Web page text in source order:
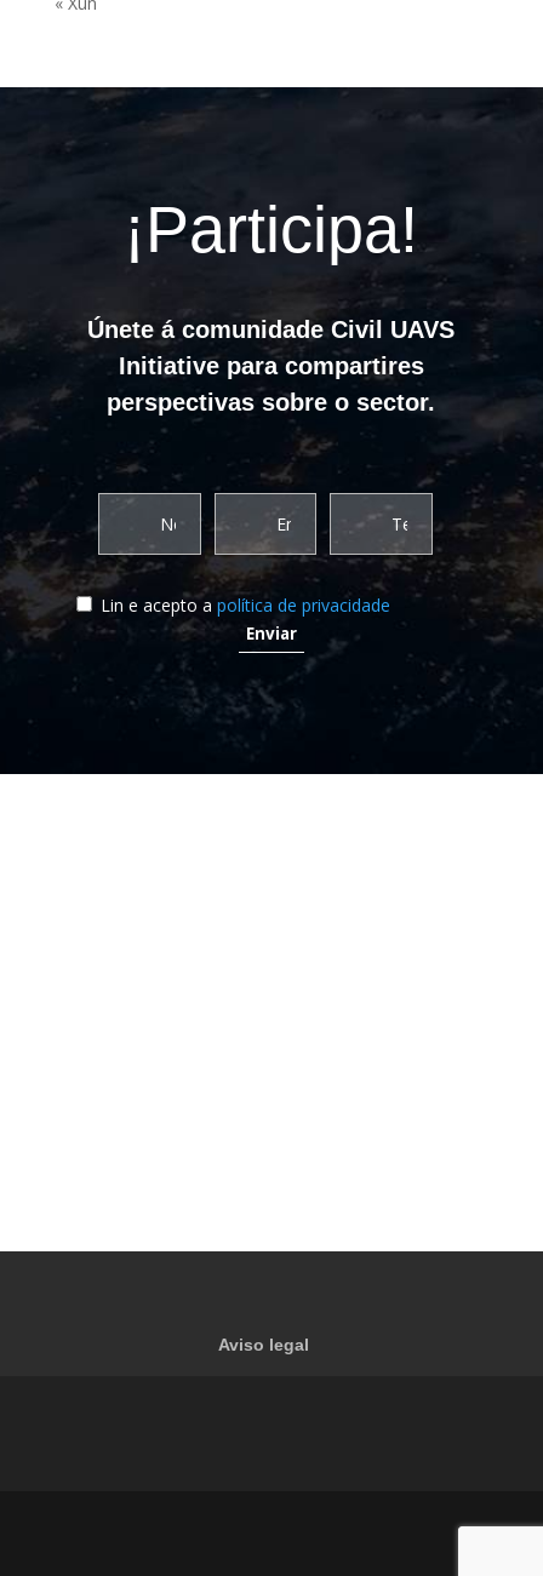
¡Participa!
Únete á comunidade Civil UAVS
Initiative para compartires
perspectivas sobre o sector.
Lin e acepto a política de privacidade
Aviso legal